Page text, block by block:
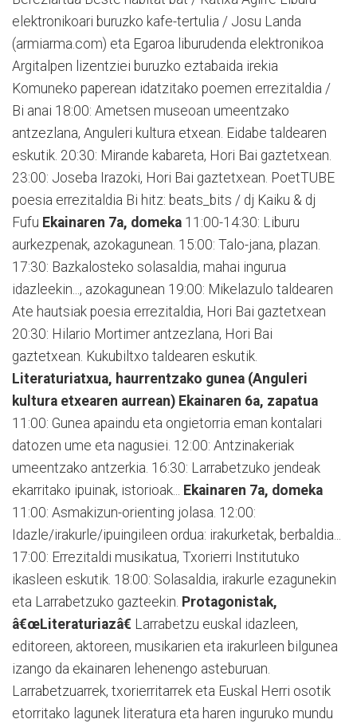
elektronikoari buruzko kafe-tertulia / Josu Landa
(armiarma.com) eta Egaroa liburudenda elektronikoa
Argitalpen lizentziei buruzko eztabaida irekia
Komuneko paperean idatzitako poemen errezitaldia /
Bi anai 18:00: Ametsen museoan umeentzako
antzezlana, Anguleri kultura etxean. Eidabe taldearen
eskutik. 20:30: Mirande kabareta, Hori Bai gaztetxean.
23:00: Joseba Irazoki, Hori Bai gaztetxean. PoetTUBE
poesia errezitaldia Bi hitz: beats_bits / dj Kaiku & dj
Fufu Ekainaren 7a, domeka 11:00-14:30: Liburu
aurkezpenak, azokagunean. 15:00: Talo-jana, plazan.
17:30: Bazkalosteko solasaldia, mahai ingurua
idazleekin..., azokagunean 19:00: Mikelazulo taldearen
Ate hautsiak poesia errezitaldia, Hori Bai gaztetxean
20:30: Hilario Mortimer antzezlana, Hori Bai
gaztetxean. Kukubiltxo taldearen eskutik.
Literaturiatxua, haurrentzako gunea (Anguleri
kultura etxearen aurrean) Ekainaren 6a, zapatua
11:00: Gunea apaindu eta ongietorria eman kontalari
datozen ume eta nagusiei. 12:00: Antzinakeriak
umeentzako antzerkia. 16:30: Larrabetzuko jendeak
ekarritako ipuinak, istorioak... Ekainaren 7a, domeka
11:00: Asmakizun-orienting jolasa. 12:00:
Idazle/irakurle/ipuingileen ordua: irakurketak, berbaldia...
17:00: Errezitaldi musikatua, Txorierri Institutuko
ikasleen eskutik. 18:00: Solasaldia, irakurle ezagunekin
eta Larrabetzuko gazteekin. Protagonistak,
â€œLiteraturiazâ€ Larrabetzu euskal idazleen,
editoreen, aktoreen, musikarien eta irakurleen bilgunea
izango da ekainaren lehenengo asteburuan.
Larrabetzuarrek, txorierritarrek eta Euskal Herri osotik
etorritako lagunek literatura eta haren inguruko mundu